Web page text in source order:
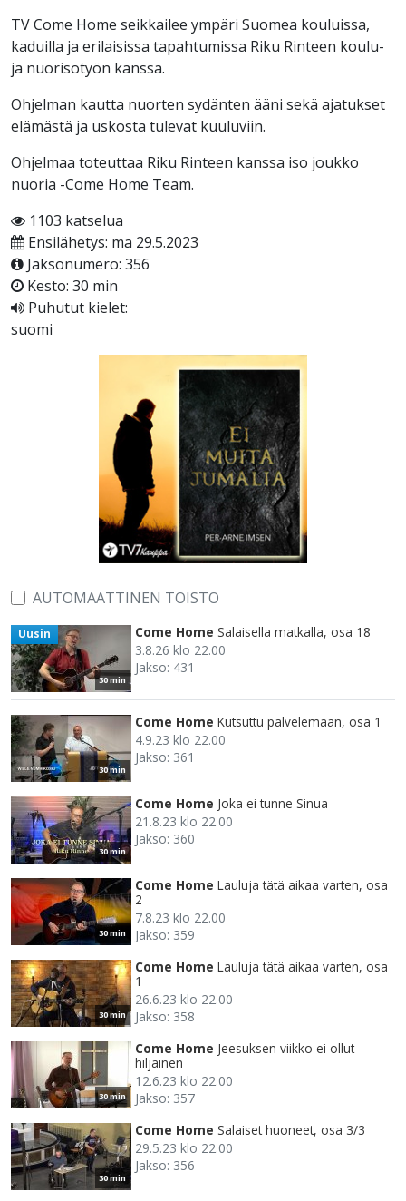
TV Come Home seikkailee ympäri Suomea kouluissa,
kaduilla ja erilaisissa tapahtumissa Riku Rinteen koulu-
ja nuorisotyön kanssa.
Ohjelman kautta nuorten sydänten ääni sekä ajatukset
elämästä ja uskosta tulevat kuuluviin.
Ohjelmaa toteuttaa Riku Rinteen kanssa iso joukko
nuoria -Come Home Team.
1103 katselua
Ensilähetys: ma 29.5.2023
Jaksonumero: 356
Kesto: 30 min
Puhutut kielet:
suomi
AUTOMAATTINEN TOISTO
30 min
Uusin Come Home Salaisella matkalla, osa 18
3.8.26 klo 22.00
Jakso: 431
30 min
Come Home Kutsuttu palvelemaan, osa 1
4.9.23 klo 22.00
Jakso: 361
30 min
Come Home Joka ei tunne Sinua
21.8.23 klo 22.00
Jakso: 360
30 min
Come Home Lauluja tätä aikaa varten, osa
2
7.8.23 klo 22.00
Jakso: 359
30 min
Come Home Lauluja tätä aikaa varten, osa
1
26.6.23 klo 22.00
Jakso: 358
30 min
Come Home Jeesuksen viikko ei ollut
hiljainen
12.6.23 klo 22.00
Jakso: 357
30 min
Come Home Salaiset huoneet, osa 3/3
29.5.23 klo 22.00
Jakso: 356